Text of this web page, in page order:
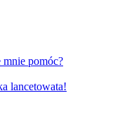
pomóc?
lancetowata!